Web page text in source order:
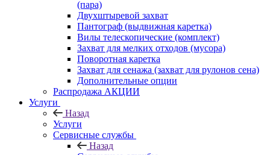
(пара)
Двухштыревой захват
Пантограф (выдвижная каретка)
Вилы телескопические (комплект)
Захват для мелких отходов (мусора)
Поворотная каретка
Захват для сенажа (захват для рулонов сена)
Дополнительные опции
Распродажа АКЦИИ
Услуги
Назад
Услуги
Сервисные службы
Назад